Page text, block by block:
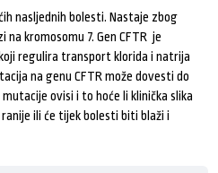
nasljednih bolesti. Nastaje zbog
na kromosomu 7. GenCFTR je
regulira transport klorida i natrija
na genuCFTRmože dovesti do
ovisi i to hoće li klinička slika
ili će tijek bolesti biti blaži i